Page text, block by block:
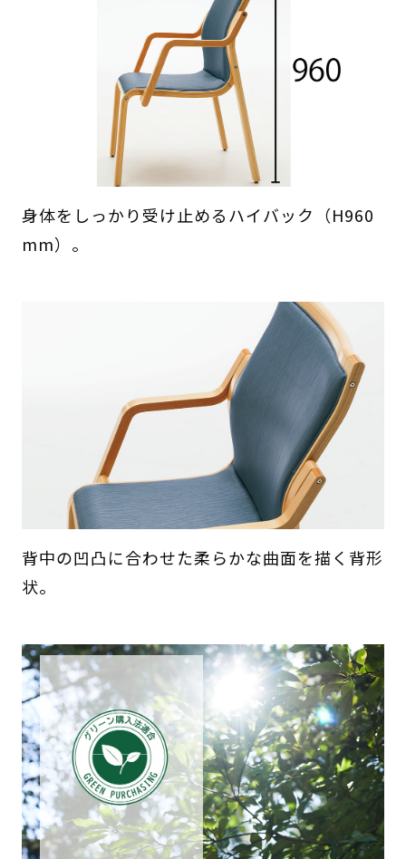
身体をしっかり受け止めるハイバック（H960
mm）。
背中の凹凸に合わせた柔らかな曲面を描く背形
状。